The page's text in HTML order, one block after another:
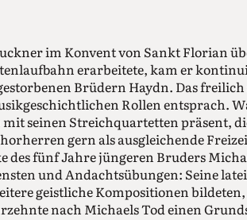
im Konvent von Sankt Florian
erarbeitete, kam er
Brüdern Haydn. Das freilich
Rollen entsprach.
seinen Streichquartetten präsent,
gern als ausgleichende
des fünf Jahre jüngeren Bruders
und Andachtsübungen: Seine
geistliche Kompositionen
nach Michaels Tod einen